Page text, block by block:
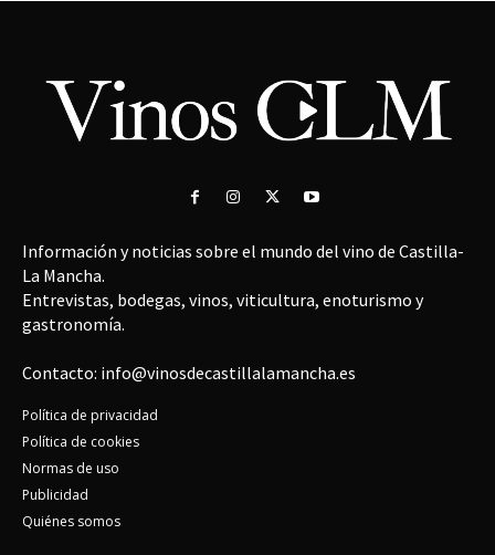
Información y noticias sobre el mundo del vino de Castilla-
La Mancha.
Entrevistas, bodegas, vinos, viticultura, enoturismo y
gastronomía.
Contacto: info@vinosdecastillalamancha.es
Política de privacidad
Política de cookies
Normas de uso
Publicidad
Quiénes somos